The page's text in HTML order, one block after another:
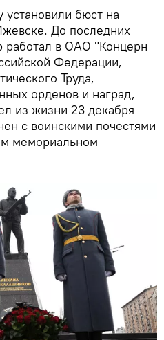
бюст на
До последних
работал в ОАО "Концерн
Федерации,
Труда,
орденов и наград,
из жизни 23 декабря
с воинскими почестями
мемориальном